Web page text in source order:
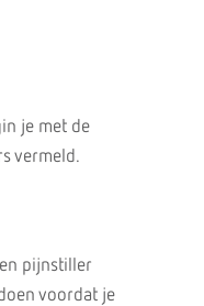
je met de
vermeld.
pijnstiller
voordat je